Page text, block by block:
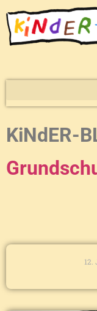
KiNdER-
12.